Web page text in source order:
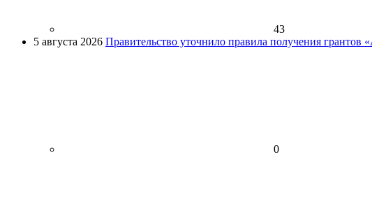
43
5 августа 2026 Правительство уточнило правила получения грантов
0